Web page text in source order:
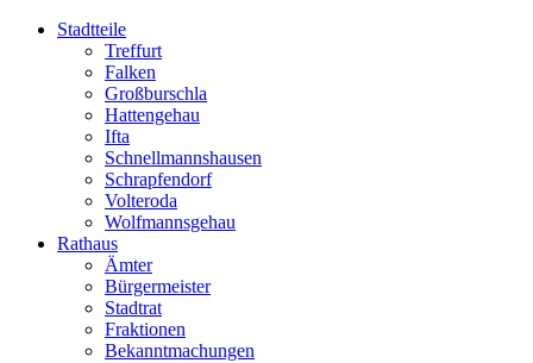
Stadtteile
Treffurt
Falken
Großburschla
Hattengehau
Ifta
Schnellmannshausen
Schrapfendorf
Volteroda
Wolfmannsgehau
Rathaus
Ämter
Bürgermeister
Stadtrat
Fraktionen
Bekanntmachungen